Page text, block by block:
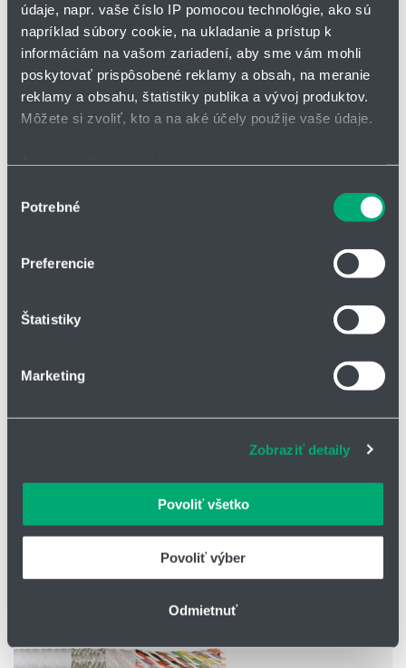
údaje, napr. vaše číslo IP pomocou technológie, ako sú
napríklad súbory cookie, na ukladanie a prístup k
informáciám na vašom zariadení, aby sme vám mohli
poskytovať prispôsobené reklamy a obsah, na meranie
reklamy a obsahu, štatistiky publika a vývoj produktov.
Môžete si zvoliť, kto a na aké účely použije vaše údaje.
polohe s presnosťou na niekoľko metrov
Viac informácií o tom, ako sa spracúvajú vaše osobné
môžete kedykoľvek zmeniť alebo odvolať cez Vyhlásenie
Na prispôsobenie obsahu a reklám, poskytovanie funkcií
webové stránky, poskytujeme aj našim partnerom v
keď ste používali ich služby.
súhlasu
Potrebné
Preferencie
Štatistiky
Marketing
Zobraziť detaily
Povoliť všetko
Povoliť výber
Odmietnuť
Koaxiálny kábel CFCLEAN2
Polomer ohybu: 70 xd